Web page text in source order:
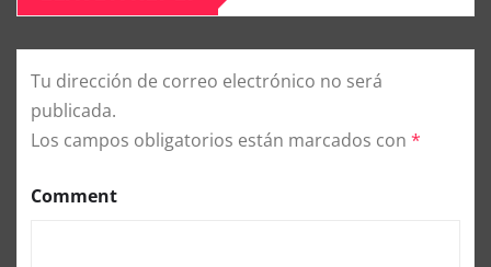
Tu dirección de correo electrónico no será
publicada.
Los campos obligatorios están marcados con *
Comment